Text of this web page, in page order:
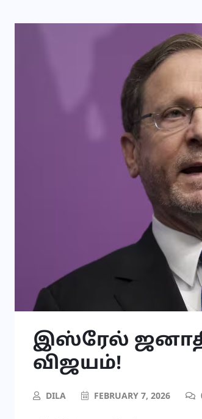
இஸ்ரேல்
விஜயம்!
DILA FEBRUARY 7, 2026